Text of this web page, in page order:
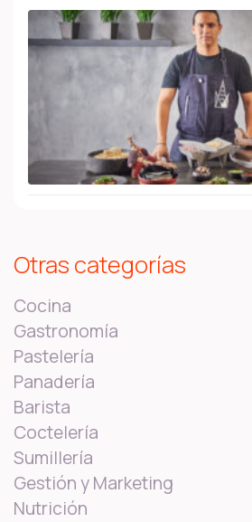
Otras categorías
Cocina
Gastronomía
Pastelería
Panadería
Barista
Coctelería
Sumillería
Gestión y Marketing
Nutrición